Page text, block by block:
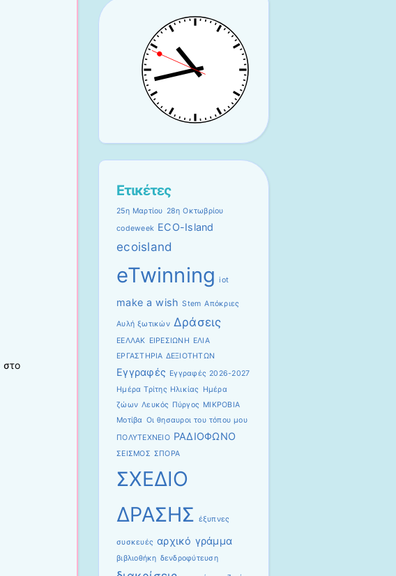
στο
Ετικέτες
25η Μαρτίου 28η Οκτωβρίου
codeweek ECO-Island
ecoisland
eTwinning iot
make a wish Stem Απόκριες
Αυλή ξωτικών Δράσεις
ΕΕΛΛΑΚ ΕΙΡΕΣΙΩΝΗ ΕΛΙΑ
ΕΡΓΑΣΤΗΡΙΑ ΔΕΞΙΟΤΗΤΩΝ
Εγγραφές Εγγραφές 2026-2027
Ημέρα Τρίτης Ηλικίας
Ημέρα
ζώων Λευκός Πύργος ΜΙΚΡΟΒΙΑ
Μοτίβα Οι θησαυροι του τόπου μου
ΠΟΛΥΤΕΧΝΕΙΟ ΡΑΔΙΟΦΩΝΟ
ΣΕΙΣΜΟΣ ΣΠΟΡΑ
ΣΧΕΔΙΟ
ΔΡΑΣΗΣ έξυπνες
συσκευές αρχικό γράμμα
βιβλιοθήκη δενδροφύτευση